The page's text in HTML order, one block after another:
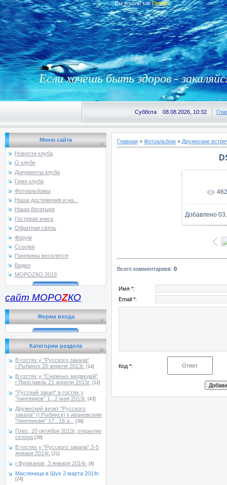
Вы вошли как Гость
Если хочешь быть здоров -
Суббота 08.08.2026, 10:32
Меню сайта
Новости клуба
О клубе
Документы клуба
Гимн клуба
Фотоальбомы
Наши достижения и на...
Наши богатыри
Гостевая книга
Обратная связь
Форум
Ссылки
Пингвины веселятся
Видео
МОРОZКО 2019
сайт МОРОZКО
Форма входа
Категории раздела
В гостях у "Русского закала"
г.Рыбинск 20 апреля 2013г. [14]
В гостях у "Снежных медведей"
г.Ярославль 21 апреля 2013г. [12]
"Русский закал" в гостях у
"пингвинов" 1...2 мая 2013г. [43]
Дружеский визит "Русского
закала" (г.Рыбинск) к ивановским
"пингвинам" 17...18 а...
[39]
Плес, 20 октября 2013г, открытие
сезона [28]
В гостях у "Русского закала" 3-5
января 2014г. [21]
г.Фурманов, 3 января 2014г. [8]
Масленица в Шуе 2 марта 2014г.
[24]
Главная » Фотоальбом » Дружеские
В 462
Добавлено
Всего комментариев: 0
Имя *:
Email *:
Код *: